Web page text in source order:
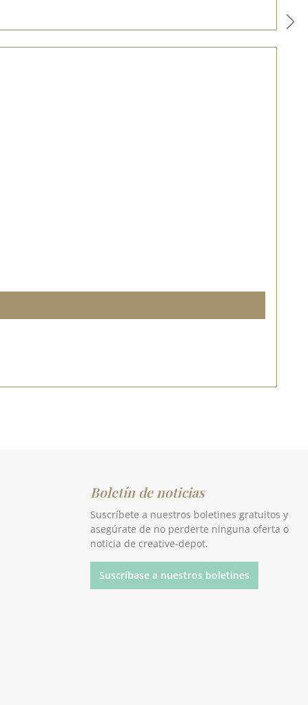
Boletín de noticias
Suscríbete a nuestros boletines gratuitos y
asegúrate de no perderte ninguna oferta o
noticia de creative-depot.
Suscríbase a nuestros boletines